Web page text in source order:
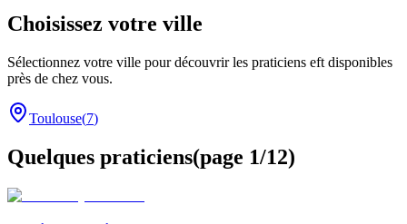
Choisissez votre ville
Sélectionnez votre ville pour découvrir les praticiens eft disponibles
près de chez vous.
Toulouse(7)
Quelques praticiens(page 1/12)